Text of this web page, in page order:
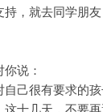
，就去同学朋
说：
自己很有要求的